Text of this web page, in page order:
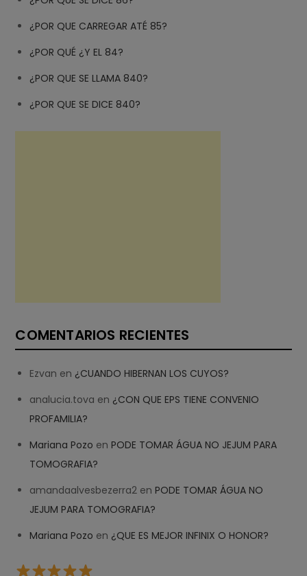
¿POR QUE CARREGAR ATÉ 85?
¿POR QUÉ ¿Y EL 84?
¿POR QUE SE LLAMA 840?
¿POR QUE SE DICE 840?
COMENTARIOS RECIENTES
Ezvan en ¿CUANDO HIBERNAN LOS CUYOS?
analucia.tova en ¿CON QUE EPS TIENE CONVENIO
PROFAMILIA?
Mariana Pozo enPODE TOMAR ÁGUA NO JEJUM PARA
TOMOGRAFIA?
amandaalvesbezerra2 enPODE TOMAR ÁGUA NO
JEJUM PARA TOMOGRAFIA?
Mariana Pozo en ¿QUE ES MEJOR INFINIX O HONOR?